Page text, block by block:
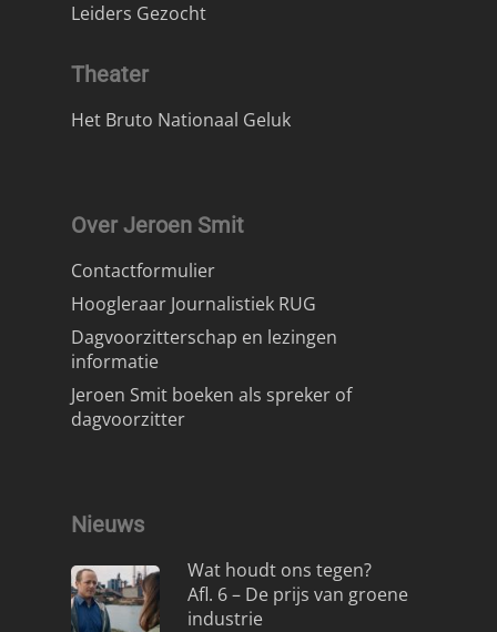
Leiders Gezocht
Theater
Het Bruto Nationaal Geluk
Over Jeroen Smit
Contactformulier
Hoogleraar Journalistiek RUG
Dagvoorzitterschap en lezingen
informatie
Jeroen Smit boeken als spreker of
dagvoorzitter
Nieuws
Wat houdt ons tegen?
Afl. 6 – De prijs van groene
industrie